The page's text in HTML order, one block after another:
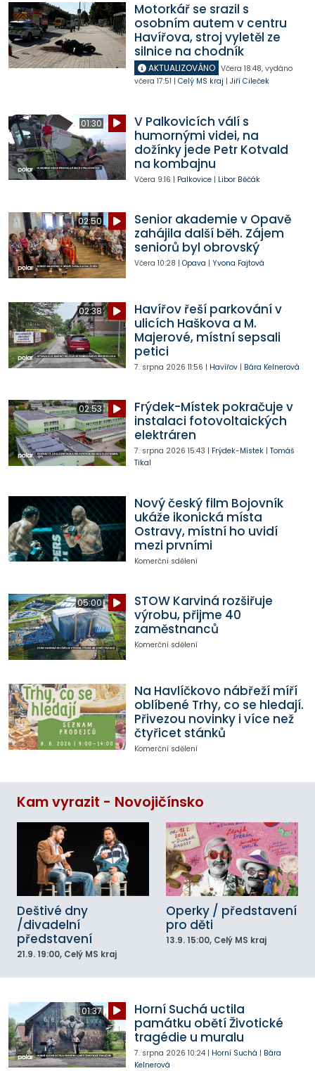
Motorkář se srazil s
osobním autem v centru
Havířova, stroj vyletěl ze
silnice na chodník
AKTUALIZOVÁNO Včera 18:48, vydáno
včera 17:51 | Celý MS kraj | Jiří Cileček
01:30
V Palkovicích válí s
humornými videi, na
dožínky jede Petr Kotvald
na kombajnu
Včera 9:16 | Palkovice| Libor Běčák
02:50
Senior akademie v Opavě
zahájila další běh. Zájem
seniorů byl obrovský
Včera 10:28 | Opava | Yvona Fajtová
02:38
Havířov řeší parkování v
ulicích Haškova a M.
Majerové, místní sepsali
petici
7. srpna 2026 11:56 | Havířov| Bára Kelnerová
02:53
Frýdek-Místek pokračuje v
instalaci fotovoltaických
elektráren
7. srpna 2026 15:43 | Frýdek-Místek| Tomáš
Tikal
Nový český film Bojovník
ukáže ikonická místa
Ostravy, místní ho uvidí
mezi prvními
Komerční sdělení
05:00
STOW Karviná rozšiřuje
výrobu, přijme 40
zaměstnanců
Komerční sdělení
Na Havlíčkovo nábřeží míří
oblíbené Trhy, co se hledají.
Přivezou novinky i více než
čtyřicet stánků
Komerční sdělení
Kam vyrazit - Novojičínsko
Deštivé dny
/divadelní
představení
21.9. 19:00, Celý MS kraj
Operky / představení
pro děti
13.9. 15:00, Celý MS kraj
01:37
Horní Suchá uctila
památku obětí Životické
tragédie u muralu
7. srpna 2026 10:24| Horní Suchá | Bára
Kelnerová